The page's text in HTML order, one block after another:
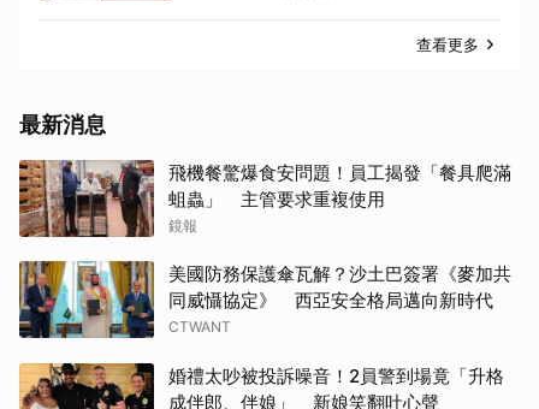
查看更多
最新消息
飛機餐驚爆食安問題！員工揭發「餐具爬滿
蛆蟲」 主管要求重複使用
鏡報
美國防務保護傘瓦解？沙土巴簽署《麥加共
同威懾協定》 西亞安全格局邁向新時代
CTWANT
婚禮太吵被投訴噪音！2員警到場竟「升格
成伴郎、伴娘」 新娘笑翻吐心聲